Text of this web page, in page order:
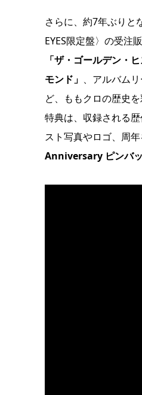
さらに、約7年ぶりと
EYES限定盤〉の受注
「ザ・ゴールデン・
モンド」 、アルバム
ど、ももクロの歴史
特典は、収録される歴
スト写真やロゴ、周
Anniversary ピンバッ